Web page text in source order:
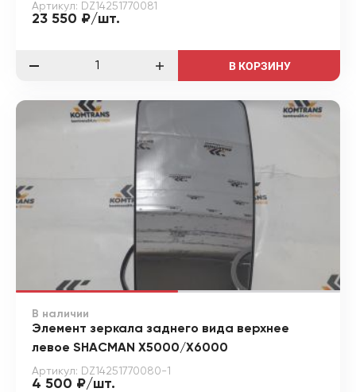
Артикул: DZ14251770081
23 550 ₽/шт.
В КОРЗИНУ
В наличии
Элемент зеркала заднего вида верхнее
левое SHACMAN X5000/X6000
Артикул: DZ14251770080-1
4 500 ₽/шт.